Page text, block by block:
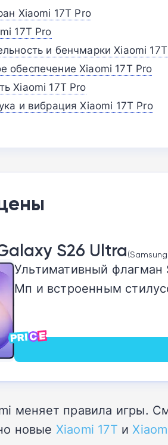
Xiaomi 17T Pro
17T Pro
и бенчмарки Xiaomi
обеспечение Xiaomi 17T Pro
Xiaomi 17T Pro
и вибрация Xiaomi 17T Pro
S26 Ultra(Samsung
Ультимативный
Мп и встроенным
меняет правила игры.
новые Xiaomi 17T и